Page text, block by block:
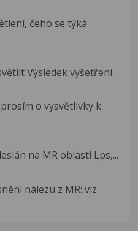
čeho se týká
Výsledek vyšetření...
o vysvětlivky k
na MR oblasti Lps,...
nálezu z MR: viz